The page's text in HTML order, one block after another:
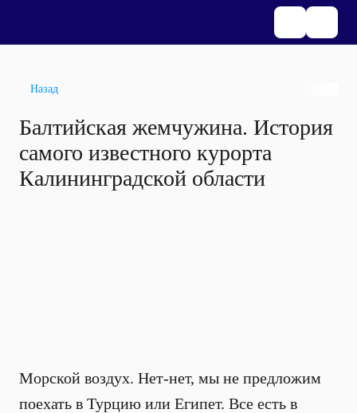
Назад
Балтийская жемчужина. История
самого известного курорта
Калининградской области
Морской воздух. Нет-нет, мы не предложим
поехать в Турцию или Египет. Все есть в